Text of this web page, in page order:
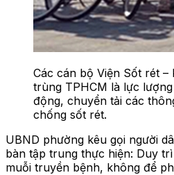
Các cán bộ Viện Sốt rét –
trùng TPHCM là lực lượng
động, chuyển tải các
chống sốt rét.
UBND phường kêu gọi người
bàn tập trung thực hiện: Duy trì
muỗi truyền bệnh, không để